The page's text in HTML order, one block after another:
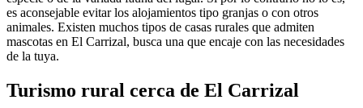
es aconsejable evitar los alojamientos tipo granjas o con otros
animales. Existen muchos tipos de casas rurales que admiten
mascotas en El Carrizal, busca una que encaje con las necesidades
de la tuya.
Turismo rural cerca de El Carrizal